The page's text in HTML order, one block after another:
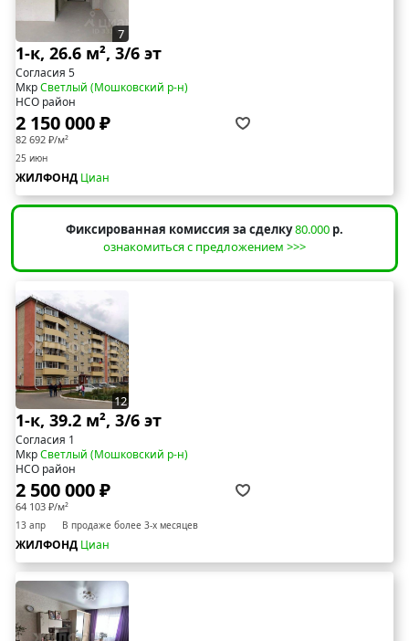
7
1-к, 26.6 м², 3/6 эт
Согласия 5
МкрСветлый (Мошковский р-н)
НСО район
2 150 000 ₽
82 692 ₽/м²
25 июн
ЖИЛФОНД Циан
Фиксированная комиссия за сделку80.000 р.
ознакомиться с предложением >>>
12
1-к, 39.2 м², 3/6 эт
Согласия 1
МкрСветлый (Мошковский р-н)
НСО район
2 500 000 ₽
64 103 ₽/м²
13 апр В продаже более 3-х месяцев
ЖИЛФОНД Циан